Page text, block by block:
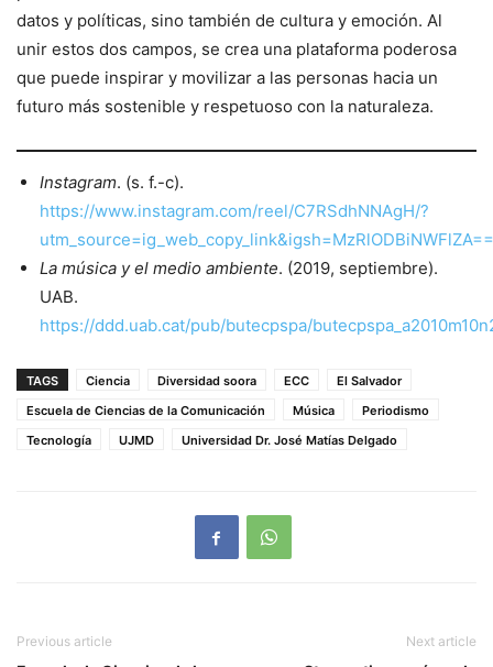
datos y políticas, sino también de cultura y emoción. Al
unir estos dos campos, se crea una plataforma poderosa
que puede inspirar y movilizar a las personas hacia un
futuro más sostenible y respetuoso con la naturaleza.
Instagram. (s. f.-c).
https://www.instagram.com/reel/C7RSdhNNAgH/?
utm_source=ig_web_copy_link&igsh=MzRlODBiNWFlZA==
La música y el medio ambiente. (2019, septiembre).
UAB.
https://ddd.uab.cat/pub/butecpspa/
TAGS Ciencia Diversidad soora ECC
El Salvador
Escuela de Ciencias de la Comunicación
Música
Periodismo
Tecnología
UJMD Universidad Dr. José Matías Delgado
Previous article Next article